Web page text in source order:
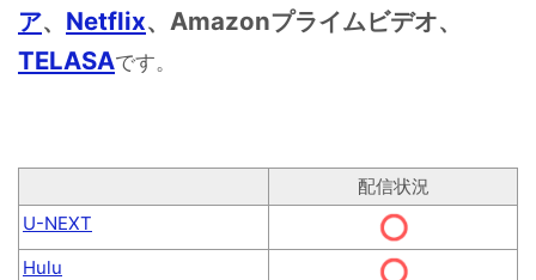
ア、 Netflix、Amazonプライムビデオ、
TELASAです。
配信状況
U-NEXT
Hulu